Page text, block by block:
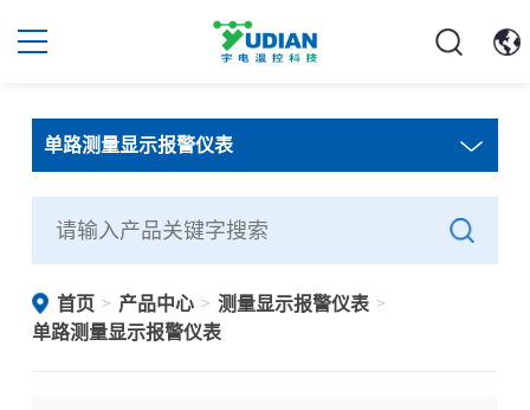
单路测量显示报警仪表
首页 > 产品中心 > 测量显示报警仪表 >
单路测量显示报警仪表